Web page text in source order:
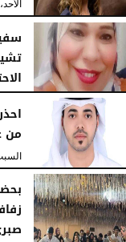
الأحد، 5 يوليو 2026
السبت، 4 يوليو 2026
من
السبت، 4